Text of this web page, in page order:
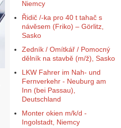
Niemcy
Řidič /-ka pro 40 t tahač s
návěsem (Friko) – Görlitz,
Sasko
Zedník / Omítkář / Pomocný
dělník na stavbě (m/ž), Sasko
LKW Fahrer im Nah- und
Fernverkehr - Neuburg am
Inn (bei Passau),
Deutschland
Monter okien m/k/d -
Ingolstadt, Niemcy